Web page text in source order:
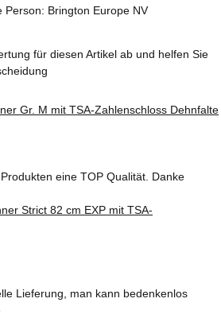
Person: Brington Europe NV
für diesen Artikel ab und helfen Sie
eine TOP Qualität. Danke
Lieferung, man kann bedenkenlos